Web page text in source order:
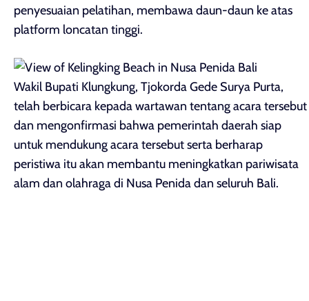
penyesuaian pelatihan, membawa daun-daun ke atas
platform loncatan tinggi.
Wakil Bupati Klungkung, Tjokorda Gede Surya Purta,
telah berbicara kepada wartawan tentang acara tersebut
dan mengonfirmasi bahwa pemerintah daerah siap
untuk mendukung acara tersebut serta berharap
peristiwa itu akan membantu meningkatkan pariwisata
alam dan olahraga di Nusa Penida dan seluruh Bali.